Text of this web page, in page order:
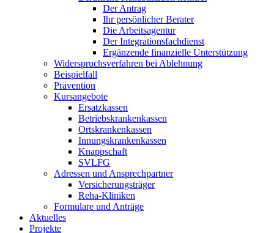
Der Antrag
Ihr persönlicher Berater
Die Arbeitsagentur
Der Integrationsfachdienst
Ergänzende finanzielle Unterstützung
Widerspruchsverfahren bei Ablehnung
Beispielfall
Prävention
Kursangebote
Ersatzkassen
Betriebskrankenkassen
Ortskrankenkassen
Innungskrankenkassen
Knappschaft
SVLFG
Adressen und Ansprechpartner
Versicherungsträger
Reha-Kliniken
Formulare und Anträge
Aktuelles
Projekte